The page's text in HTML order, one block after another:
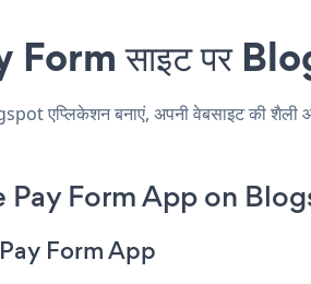
साइट पर
एप्लिकेशन बनाएं, अपनी वेबसाइट की शैली
Pay Form App on
Form App